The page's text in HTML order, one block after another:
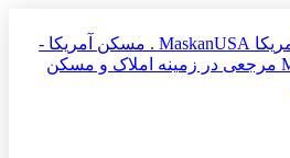
MaskanUSA . مسکن آمریکا -
مسکن آمریکا MaskanUSA مرجعی در زمینه املاک و مسکن